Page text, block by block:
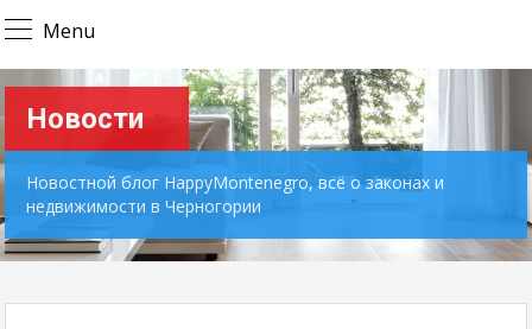
Menu
Новости
Новостной блог HappyMontenegro, всё о законах и
недвижимости в Черногории